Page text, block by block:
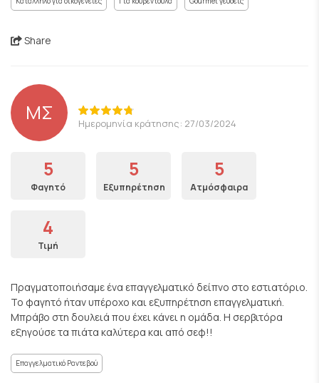
Share
ΜΣ Ημερομηνία κράτησης: 27/03/2024
5
Φαγητό
5
Εξυπηρέτηση
5
Ατμόσφαιρα
4
Τιμή
Πραγματοποιήσαμε ένα επαγγελματικό δείπνο στο εστιατόριο.
Το φαγητό ήταν υπέροχο και εξυπηρέτηση επαγγελματική.
Μπράβο στη δουλειά που έχει κάνει η ομάδα. Η σερβιτόρα
εξηγούσε τα πιάτα καλύτερα και από σεφ!!
Επαγγελματικό Ραντεβού